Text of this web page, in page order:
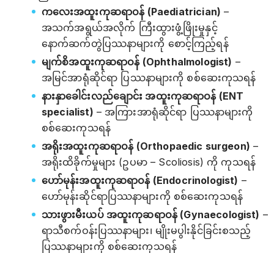
ကလေးအထူးကုဆရာဝန် (Paediatrician) –
အသက်အရွယ်အလိုက် ကြီးထွားဖွံ့ဖြိုးမှုနှင့်
နောက်ဆက်တွဲပြဿနာများကို စောင့်ကြည့်ရန်
မျက်စိအထူးကုဆရာဝန် (Ophthalmologist) –
အမြင်အာရုံဆိုင်ရာ ပြဿနာများကို စစ်ဆေးကုသရန်
နားနှာခေါင်းလည်ချောင်း အထူးကုဆရာဝန် (ENT
specialist) – အကြားအာရုံဆိုင်ရာ ပြဿနာများကို
စစ်ဆေးကုသရန်
အရိုးအထူးကုဆရာဝန် (Orthopaedic surgeon) –
အရိုးထိခိုက်မှုများ (ဥပမာ – Scoliosis) ကို ကုသရန်
ဟော်မုန်းအထူးကုဆရာဝန် (Endocrinologist) –
‌‌‌ဟော်မုန်းဆိုင်ရာပြဿနာများကို စစ်ဆေးကုသရန်
သားဖွားမီးယပ် အထူးကုဆရာဝန် (Gynaecologist) –
ရာသီစက်ဝန်းပြဿနာများ၊ မျိုးမပွါးနိုင်ခြင်းစသည့်
ပြဿနာများကို စစ်ဆေးကုသရန်